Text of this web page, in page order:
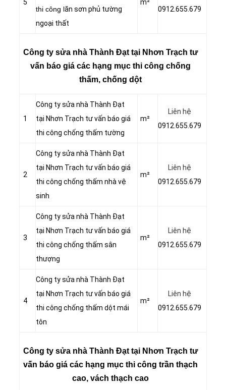
5
thi công lăn sơn phủ tường
ngoại thất
m²
0912.655.679
Công ty sửa nhà Thành Đạt tại Nhơn Trạch tư
vấn báo giá các hạng mục thi công chống
thấm, chống dột
1
Công ty sửa nhà Thành Đạt
tại Nhơn Trạch tư vấn báo giá
thi công chống thấm tường
m²
Liên hệ
0912.655.679
2
Công ty sửa nhà Thành Đạt
tại Nhơn Trạch tư vấn báo giá
thi công chống thấm nhà vệ
sinh
m²
Liên hệ
0912.655.679
3
Công ty sửa nhà Thành Đạt
tại Nhơn Trạch tư vấn báo giá
thi công chống thấm sân
thượng
m²
Liên hệ
0912.655.679
4
Công ty sửa nhà Thành Đạt
tại Nhơn Trạch tư vấn báo giá
thi công chống thấm dột mái
tôn
m²
Liên hệ
0912.655.679
Công ty sửa nhà Thành Đạt tại Nhơn Trạch tư
vấn báo giá các hạng mục thi công trần thạch
cao, vách thạch cao